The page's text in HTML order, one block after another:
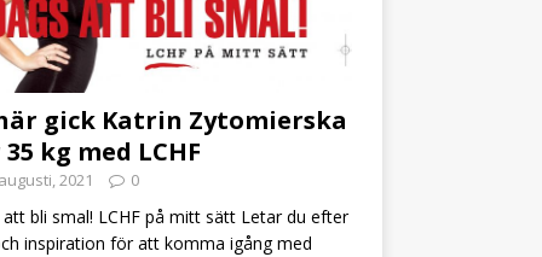
gick Katrin Zytomierska
kg med LCHF
2021 0
att bli smal! LCHF på mitt sätt Letar du efter
inspiration för att komma igång med